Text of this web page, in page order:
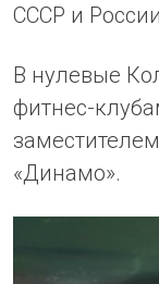
СССР и
В нулевые
фитнес-
«Динамо».